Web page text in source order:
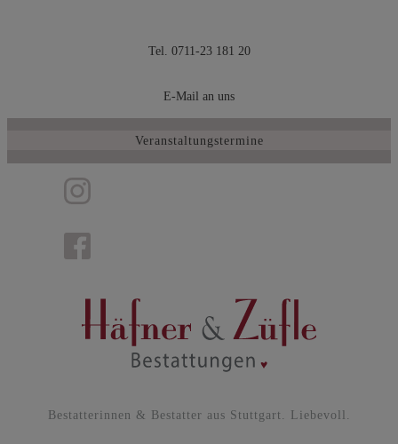
Tel. 0711-23 181 20
E-Mail an uns
Veranstaltungstermine
Bestatterinnen & Bestatter aus Stuttgart. Liebevoll.